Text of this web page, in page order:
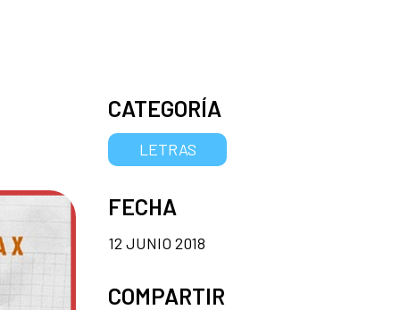
CATEGORÍA
LETRAS
FECHA
12 JUNIO 2018
COMPARTIR